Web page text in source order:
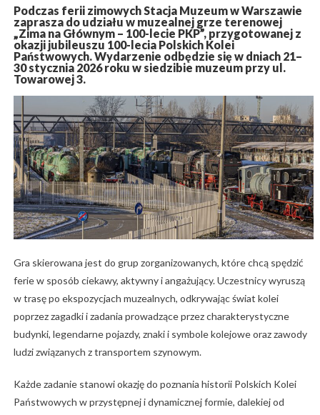
Podczas ferii zimowych Stacja Muzeum w Warszawie
zaprasza do udziału w muzealnej grze terenowej
„Zima na Głównym – 100-lecie PKP”, przygotowanej z
okazji jubileuszu 100-lecia Polskich Kolei
Państwowych. Wydarzenie odbędzie się w dniach 21–
30 stycznia 2026 roku w siedzibie muzeum przy ul.
Towarowej 3.
Gra skierowana jest do grup zorganizowanych, które chcą spędzić
ferie w sposób ciekawy, aktywny i angażujący. Uczestnicy wyruszą
w trasę po ekspozycjach muzealnych, odkrywając świat kolei
poprzez zagadki i zadania prowadzące przez charakterystyczne
budynki, legendarne pojazdy, znaki i symbole kolejowe oraz zawody
ludzi związanych z transportem szynowym.
Każde zadanie stanowi okazję do poznania historii Polskich Kolei
Państwowych w przystępnej i dynamicznej formie, dalekiej od